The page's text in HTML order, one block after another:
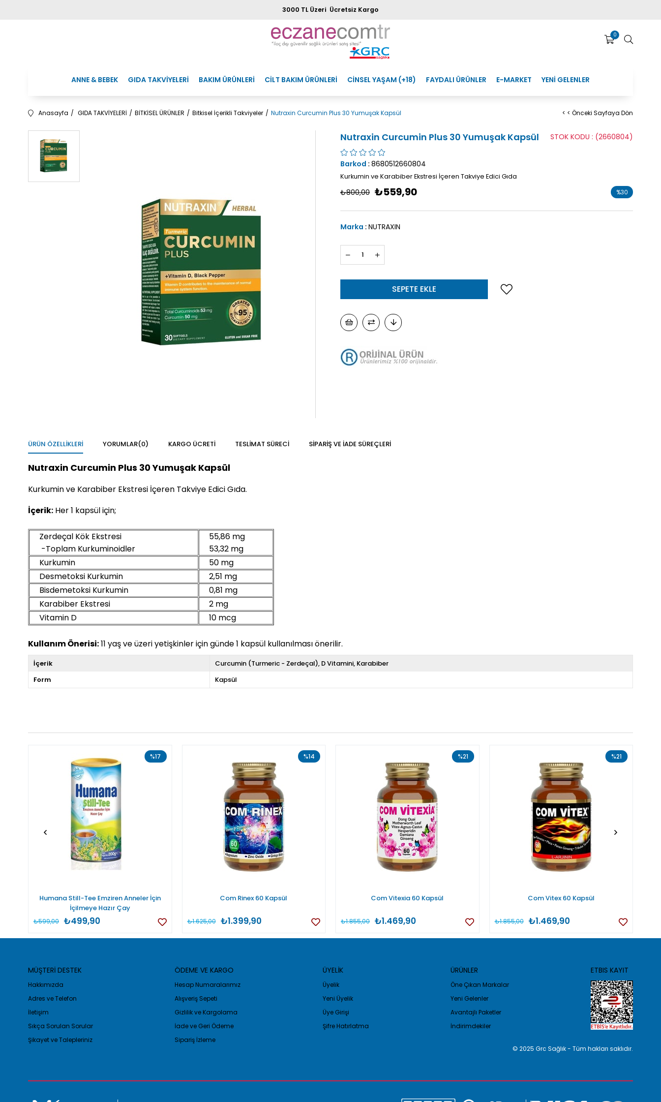
3000 TL Üzeri Ücretsiz Kargo
0
ANNE & BEBEK GIDA TAKVİYELERİ BAKIM ÜRÜNLERİ CİLT BAKIM ÜRÜNLERİ CİNSEL YAŞAM (+18) FAYDALI ÜRÜNLER E-MARKET YENİ GELENLER
Anasayfa GIDA TAKVİYELERİ BİTKİSEL ÜRÜNLER Bitkisel İçerikli Takviyeler Nutraxin Curcumin Plus 30 Yumuşak Kapsül < < Önceki Sayfaya Dön
Nutraxin Curcumin Plus 30 Yumuşak Kapsül (2660804)
STOK KODU
Barkod : 8680512660804
Kurkumin ve Karabiber Ekstresi İçeren Takviye Edici Gıda
₺800,00 ₺559,90 %30
Marka : NUTRAXIN
ÜRÜN ÖZELLIKLERI YORUMLAR(0) KARGO ÜCRETI TESLIMAT SÜRECI SIPARIŞ VE İADE SÜREÇLERI
Nutraxin Curcumin Plus 30 Yumuşak Kapsül
Kurkumin ve Karabiber Ekstresi İçeren Takviye Edici Gıda.
İçerik: Her 1 kapsül için;
Zerdeçal Kök Ekstresi
-Toplam Kurkuminoidler
55,86 mg
53,32 mg
Kurkumin
50 mg
Desmetoksi Kurkumin
2,51 mg
Bisdemetoksi Kurkumin
0,81 mg
Karabiber Ekstresi
2 mg
Vitamin D
10 mcg
Kullanım Önerisi:11 yaş ve üzeri yetişkinler için günde 1 kapsül kullanılması önerilir.
İçerik Curcumin (Turmeric - Zerdeçal) D Vitamini Karabiber
Form
Kapsül
Humana Still-Tee Emziren Anneler İçin
İçilmeye Hazır Çay
₺499,90
₺599,00
%17
Com Rinex 60 Kapsül
₺1.399,90
₺1.625,00
%14
Com Vitexia 60 Kapsül
₺1.469,90
₺1.855,00
%21
Com Vitex 60 Kapsül
₺1.469,90
₺1.855,00
%21
MÜŞTERİ DESTEK
Hakkımızda
Adres ve Telefon
İletişim
Sıkça Sorulan Sorular
Şikayet ve Talepleriniz
ÖDEME VE KARGO
Hesap Numaralarımız
Alışveriş Sepeti
Gizlilik ve Kargolama
İade ve Geri Ödeme
Sipariş İzleme
ÜYELİK
Üyelik
Yeni Üyelik
Üye Girişi
Şifre Hatırlatma
ÜRÜNLER
Öne Çıkan Markalar
Yeni Gelenler
Avantajlı Paketler
İndirimdekiler
ETBIS KAYIT
© 2025 Grc Sağlık - Tüm hakları saklıdır.